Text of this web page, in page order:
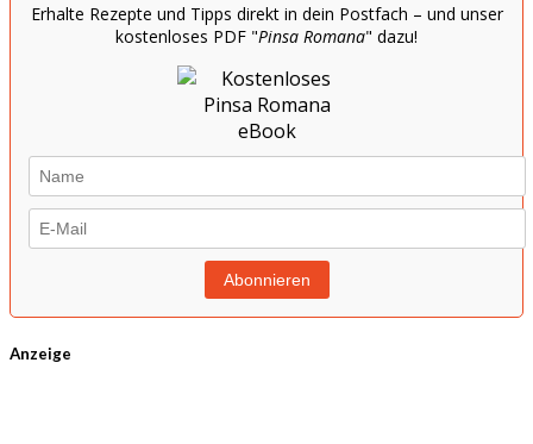
Erhalte Rezepte und Tipps direkt in dein Postfach – und unser
kostenloses PDF "Pinsa Romana" dazu!
Anzeige